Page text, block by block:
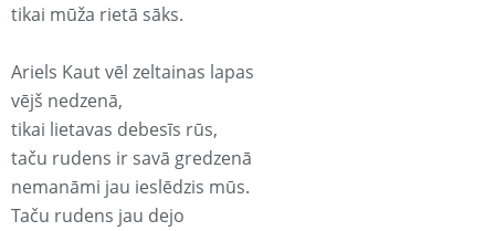
tikai mūža rietā sāks.
Ariels Kaut vēl zeltainas lapas
vējš nedzenā,
tikai lietavas debesīs rūs,
taču rudens ir savā gredzenā
nemanāmi jau ieslēdzis mūs.
Taču rudens jau dejo